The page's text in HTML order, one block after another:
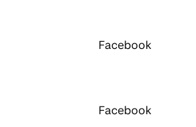
Facebook
Facebook